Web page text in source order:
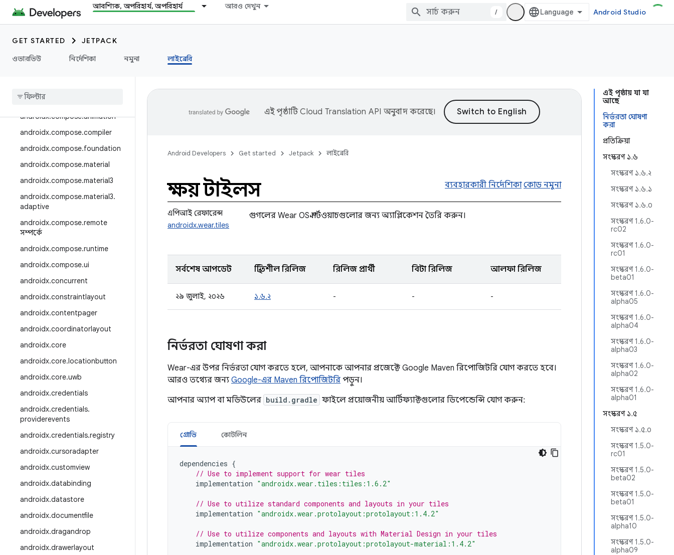
আবশ্যিক, অপরিহার্য, অপরিহার্য আরও দেখুন
/ Android Studio
GET STARTED
JETPACK
ওভারভিউ
নির্দেশিকা নমুনা লাইব্রেরি
androidx.camera.media3
androidx.camera.viewfinder
androidx.car
androidx
androidx.compose.animation
androidx.compose.compiler
androidx.compose.foundation
androidx.compose.material
androidx.compose.material3
androidx.compose.material3.
adaptive
androidx.compose.remote
সম্পর্কে
androidx.compose.runtime
androidx.compose.ui
androidx.concurrent
androidx.constraintlayout
androidx.contentpager
androidx.coordinatorlayout
androidx.core
androidx.core.locationbutton
androidx.core.uwb
androidx.credentials
androidx.credentials.
providerevents
androidx.credentials.registry
androidx.cursoradapter
androidx.customview
androidx.databinding
androidx.datastore
androidx.documentfile
androidx.dragandrop
androidx.drawerlayout
এই পৃষ্ঠায় যা যা
আছে
নির্ভরতা ঘোষণা
করা
প্রতিক্রিয়া
সংস্করণ ১.৬
সংস্করণ ১.৬.২
সংস্করণ ১.৬.১
সংস্করণ ১.৬.০
সংস্করণ 1.6.0-
rc02
সংস্করণ 1.6.0-
rc01
সংস্করণ 1.6.0-
beta01
সংস্করণ 1.6.0-
alpha05
সংস্করণ 1.6.0-
alpha04
সংস্করণ 1.6.0-
alpha03
সংস্করণ 1.6.0-
alpha02
সংস্করণ 1.6.0-
alpha01
সংস্করণ ১.৫
সংস্করণ ১.৫.০
সংস্করণ 1.5.0-
rc01
সংস্করণ 1.5.0-
beta02
সংস্করণ 1.5.0-
beta01
সংস্করণ 1.5.0-
alpha10
সংস্করণ 1.5.0-
alpha09
এই পৃষ্ঠাটিCloud Translation API অনুবাদ করেছে।
Android Developers Get started Jetpack লাইব্রেরি
ক্ষয় টাইলস ব্যবহারকারী নির্দেশিকা কোড নমুনা
এপিআই রেফারেন্স
androidx.wear.tiles
গুগলের Wear OS স্মার্টওয়াচগুলোর জন্য অ্যাপ্লিকেশন তৈরি করুন।
সর্বশেষ আপডেট স্থিতিশীল রিলিজ রিলিজ প্রার্থী বিটা রিলিজ আলফা রিলিজ
২৯ জুলাই, ২০২৬ ১.৬.২ - - -
নির্ভরতা ঘোষণা করা
Wear-এর উপর নির্ভরতা যোগ করতে হলে, আপনাকে আপনার প্রজেক্টে Google Maven রিপোজিটরি যোগ করতে হবে।
আরও তথ্যের জন্য Google-এর Maven রিপোজিটরি পড়ুন।
আপনার অ্যাপ বা মডিউলের build.gradle ফাইলে প্রয়োজনীয় আর্টিফ্যাক্টগুলোর ডিপেন্ডেন্সি যোগ করুন:
গ্রোভি কোটলিন
dependencies {
// Use to implement support for wear tiles
implementation "androidx.wear.tiles:tiles:1.6.2"
// Use to utilize standard components and layouts in your tiles
implementation "androidx.wear.protolayout:protolayout:1.4.2"
// Use to utilize components and layouts with Material Design in your tiles
implementation "androidx.wear.protolayout:protolayout-material:1.4.2"